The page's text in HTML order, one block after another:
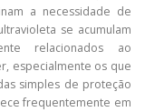
a necessidade de
se acumulam
relacionados ao
especialmente os que
simples de proteção
frequentemente em